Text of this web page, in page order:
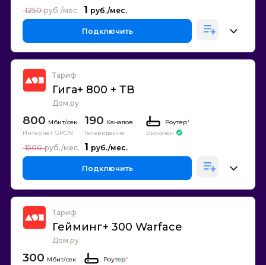
1
1250
Подключить
Тариф
Гига+ 800 + ТВ
Дом.ру
800
Интернет GPON
190 Каналов
Телевидение
Роутер*
Включен
1
1500
Подключить
Тариф
Гейминг+ 300 Warface
Дом.ру
300 Роутер*